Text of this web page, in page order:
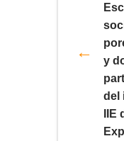
y
del
IIE